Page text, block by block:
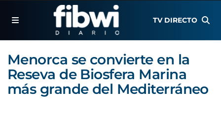
TV DIRECTO
Menorca se convierte en la
Reseva de Biosfera Marina
más grande del Mediterráneo